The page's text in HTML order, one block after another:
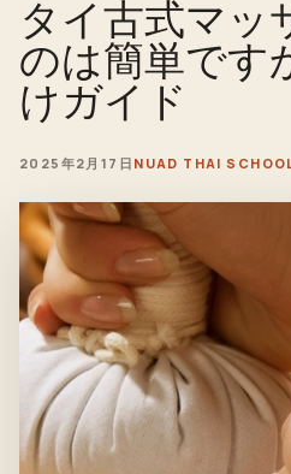
タイ古式マッ
のは簡単です
けガイド
2025年2月17日 NUAD THAI